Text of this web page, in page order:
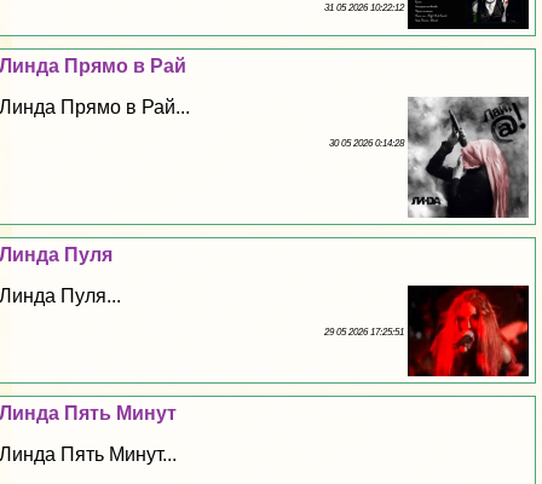
31 05 2026 10:22:12
Линда Прямо в Рай
Линда Прямо в Рай...
30 05 2026 0:14:28
Линда Пуля
Линда Пуля...
29 05 2026 17:25:51
Линда Пять Минут
Линда Пять Минут...